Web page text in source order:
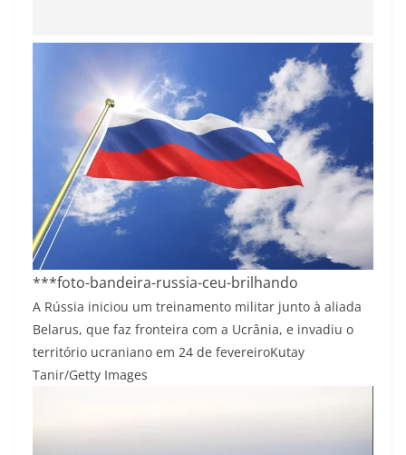
***foto-bandeira-russia-ceu-brilhando
A Rússia iniciou um treinamento militar junto à aliada
Belarus, que faz fronteira com a Ucrânia, e invadiu o
território ucraniano em 24 de fevereiroKutay
Tanir/Getty Images